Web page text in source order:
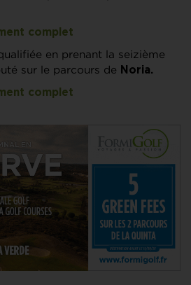
complet
en prenant la seizième
sur le parcours de Noria.
complet